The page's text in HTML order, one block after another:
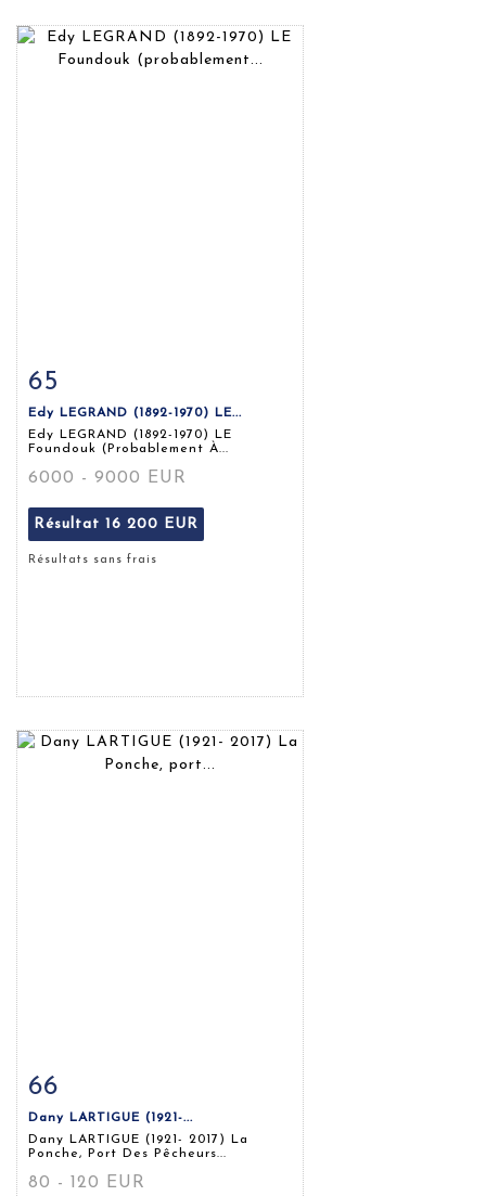
Fiche détaillée
65
Edy LEGRAND (1892-1970) LE...
Edy LEGRAND (1892-1970) LE
Foundouk (probablement À...
6000 - 9000 EUR
Résultat 16 200 EUR
Résultats sans frais
Fiche détaillée
66
Dany LARTIGUE (1921-...
Dany LARTIGUE (1921- 2017) La
Ponche, Port Des Pêcheurs...
80 - 120 EUR